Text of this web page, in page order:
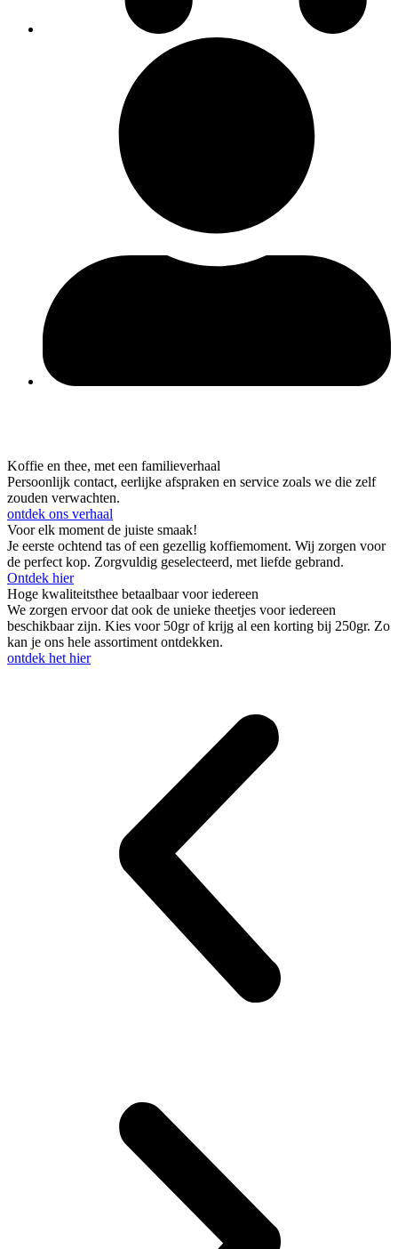
Koffie en thee, met een familieverhaal
Persoonlijk contact, eerlijke afspraken en service zoals we die zelf
zouden verwachten.
ontdek ons verhaal
Voor elk moment de juiste smaak!
Je eerste ochtend tas of een gezellig koffiemoment. Wij zorgen voor
de perfect kop. Zorgvuldig geselecteerd, met liefde gebrand.
Ontdek hier
Hoge kwaliteitsthee betaalbaar voor iedereen
We zorgen ervoor dat ook de unieke theetjes voor iedereen
beschikbaar zijn. Kies voor 50gr of krijg al een korting bij 250gr. Zo
kan je ons hele assortiment ontdekken.
ontdek het hier